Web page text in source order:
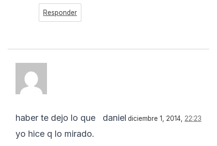
Responder
daniel diciembre 1, 2014, 22:23
haber te dejo lo que
yo hice q lo mirado.